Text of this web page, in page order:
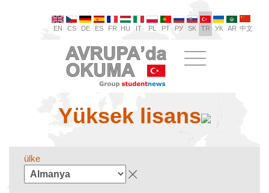
EN CS DE ES FR HU IT PL PT РУ SK TR УК AR 中文
Yüksek lisans
ülke